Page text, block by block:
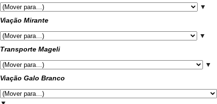
▼
Viação Mirante
▼
Transporte Mageli
▼
Viação Galo Branco